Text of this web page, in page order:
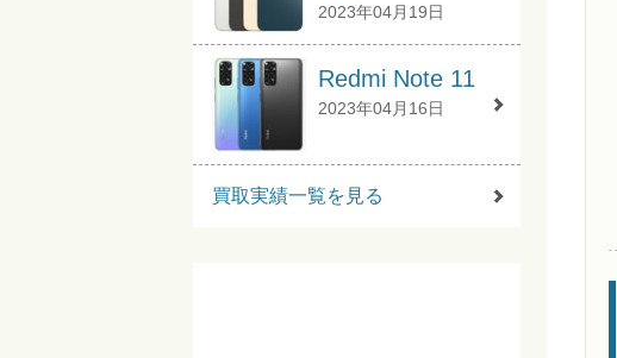
2023年04月19日
Redmi Note 11
2023年04月16日
買取実績一覧を見る